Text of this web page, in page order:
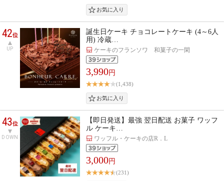
42位
UP
誕生日ケーキ チョコレートケーキ (4～6人
用) 冷蔵…
ケーキのフランソワ 和菓子の一閑
3,990円
(1,438)
43位
DOWN
【即日発送】最強 翌日配送 お菓子 ワッフ
ル ケーキ…
ワッフル・ケーキの店R．L
3,000円
(231)